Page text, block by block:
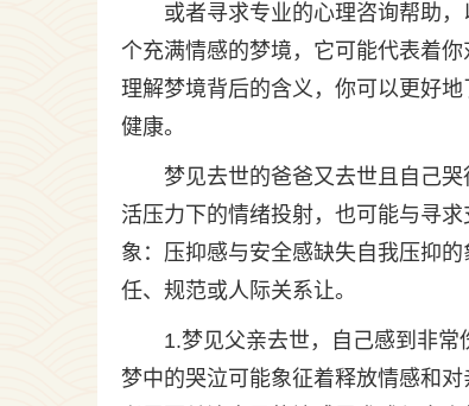
或者寻求专业的心理咨询帮助
个充满情感的梦境，它可能代表着
理解梦境背后的含义，你可以更好
健康。
梦见去世的爸爸又去世且自己
活压力下的情绪投射，也可能与寻
象：压抑感与安全感缺失自我压抑
任、规范或人际关系让。
1.梦见父亲去世，自己感到非常
梦中的哭泣可能象征着释放情感和